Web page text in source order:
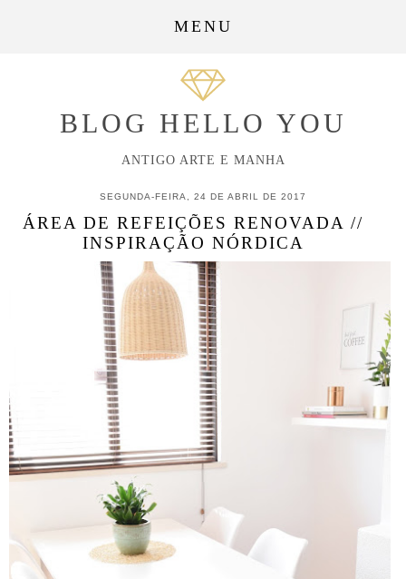
MENU
BLOG HELLO YOU
ANTIGO ARTE E MANHA
SEGUNDA-FEIRA, 24 DE ABRIL DE 2017
ÁREA DE REFEIÇÕES RENOVADA //
INSPIRAÇÃO NÓRDICA